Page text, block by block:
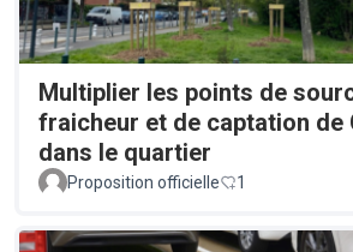
Multiplier les points de
fraicheur et de captation de
dans le quartier
Proposition officielle 1